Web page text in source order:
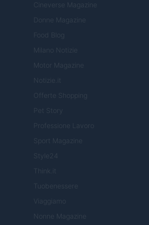
Cineverse Magazine
Donne Magazine
Food Blog
Milano Notizie
Motor Magazine
Notizie.it
Offerte Shopping
Pet Story
Professione Lavoro
Sport Magazine
Style24
Think.it
Tuobenessere
Viaggiamo
Nonne Magazine